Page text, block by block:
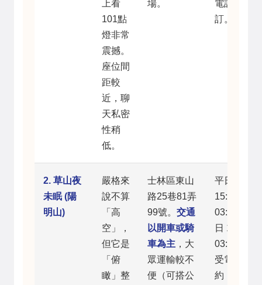
上看
101點
燈非常
震撼。
座位間
距較
近，聊
天私密
性稍
低。
場。
電話預
訂。
2. 草山夜
未眠 (陽
明山)
嚴格來
說不算
「高
空」，
但它是
「俯
瞰」整
士林區東山
路25巷81弄
99號。 交通
以開車或騎
車為主 ，大
眾運輸較不
便（可搭公
平日
15:00–
03:00，假
日 12:00–
03:00。接
受電話預
約，但戶